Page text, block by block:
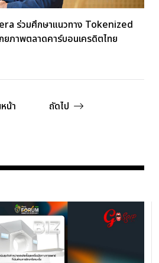
ร่วมศึกษาแนวทาง Tokenized
ภาพตลาดคาร์บอนเครดิตไทย
น้า ถัดไป